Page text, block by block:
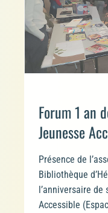
Forum 1 an
Jeunesse
Présence de
Bibliothèque
l’anniversaire de
Accessible